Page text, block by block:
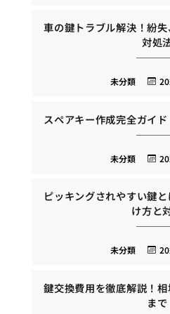
車の鍵トラブル解決！紛
対処
未分類
スペアキー作成完全ガイ
未分類
ピッキングされやすい鍵
け方と
未分類
鍵交換費用を徹底解説！
まで